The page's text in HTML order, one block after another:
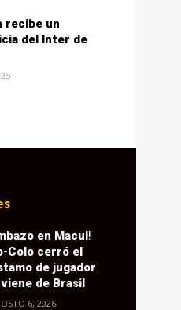
recibe un
del Inter de
en Macul!
Colo cerró el
de jugador
de Brasil
6, 2026